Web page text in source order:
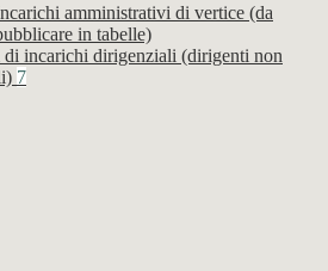
amministrativi di vertice (da
in tabelle)
incarichi dirigenziali (dirigenti non
7